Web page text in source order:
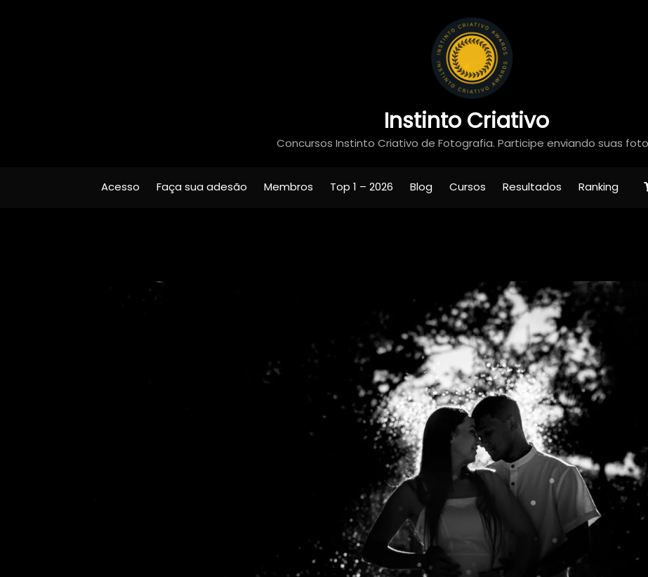
Instinto Criativo
Concursos Instinto Criativo de Fotografia. Participe enviando suas
Acesso Faça sua adesão Membros Top 1 – 2026 Blog Cursos Resultados Ranking